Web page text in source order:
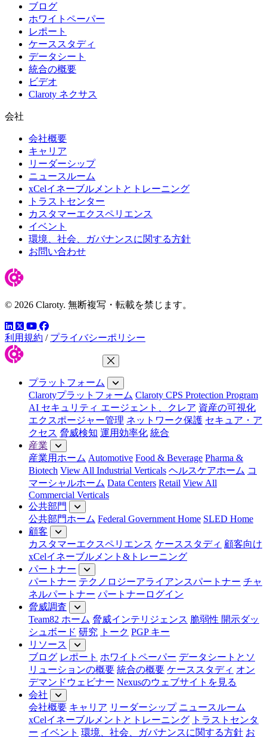
ブログ
ホワイトペーパー
レポート
ケーススタディ
データシート
統合の概要
ビデオ
Claroty ネクサス
会社
会社概要
キャリア
リーダーシップ
ニュースルーム
xCelイネーブルメントとトレーニング
トラストセンター
カスタマーエクスペリエンス
イベント
環境、社会、ガバナンスに関する方針
お問い合わせ
© 2026 Claroty. 無断複写・転載を禁じます。
LinkedIn
ツイッター
YouTube
Facebook
利用規約 / プライバシーポリシー
メニューを閉じる
プラットフォーム
Clarotyプラットフォーム Claroty CPS Protection Program
AI セキュリティ エージェント、クレア 資産の可視化
エクスポージャー管理 ネットワーク保護 セキュア・ア
クセス 脅威検知 運用効率化 統合
産業
産業用ホーム Automotive Food & Beverage Pharma &
Biotech View All Industrial Verticals ヘルスケアホーム コ
マーシャルホーム Data Centers Retail View All
Commercial Verticals
公共部門
公共部門ホーム Federal Government Home SLED Home
顧客
カスタマーエクスペリエンス ケーススタディ 顧客向け
xCelイネーブルメント&トレーニング
パートナー
パートナー テクノロジーアライアンスパートナー チャ
ネルパートナー パートナーログイン
脅威調査
Team82 ホーム 脅威インテリジェンス 脆弱性 開示ダッ
シュボード 研究 トーク PGP キー
リソース
ブログ レポート ホワイトペーパー データシートとソ
リューションの概要 統合の概要 ケーススタディ オン
デマンドウェビナー Nexusのウェブサイトを見る
会社
会社概要 キャリア リーダーシップ ニュースルーム
xCelイネーブルメントとトレーニング トラストセンタ
ー イベント 環境、社会、ガバナンスに関する方針 お